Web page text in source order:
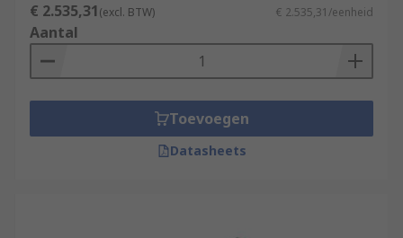
€ 2.535,31(excl. BTW) € 2.535,31/eenheid
Aantal
Toevoegen
Datasheets